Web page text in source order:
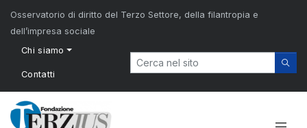
Osservatorio di diritto del Terzo Settore, della filantropia e
dell’impresa sociale
Chi siamo
Contatti